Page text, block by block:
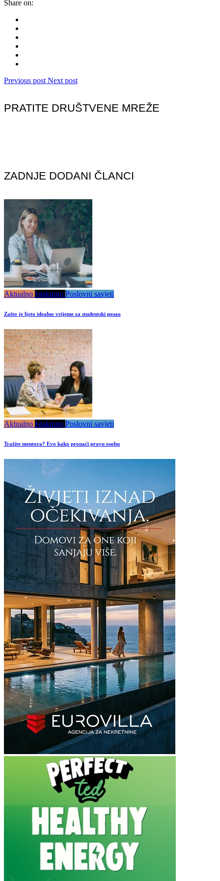
Share on:
Previous post Next post
PRATITE DRUŠTVENE MREŽE
ZADNJE DODANI ČLANCI
Aktualno Istaknuto Poslovni savjeti
Zašto je ljeto idealno vrijeme za studentski posao
Aktualno Istaknuto Poslovni savjeti
Tražite mentora? Evo kako pronaći pravu osobu